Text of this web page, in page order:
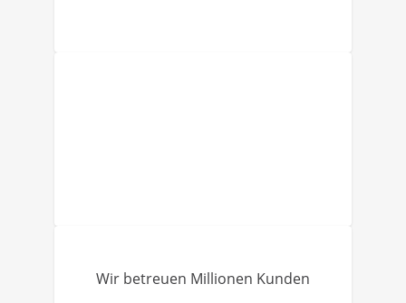
Wir betreuen Millionen Kunden